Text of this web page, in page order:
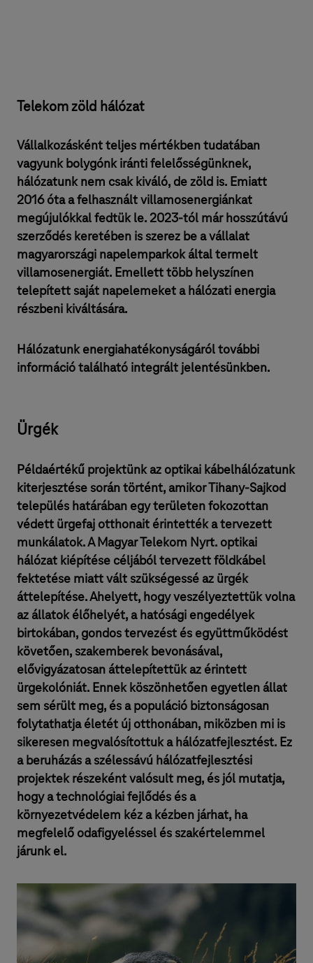
Telekom zöld hálózat
Vállalkozásként teljes mértékben tudatában
vagyunk bolygónk iránti felelősségünknek,
hálózatunk nem csak kiváló, de zöld is. Emiatt
2016 óta a felhasznált villamosenergiánkat
megújulókkal fedtük le. 2023-tól már hosszútávú
szerződés keretében is szerez be a vállalat
magyarországi napelemparkok által termelt
villamosenergiát. Emellett több helyszínen
telepített saját napelemeket a hálózati energia
részbeni kiváltására.
Hálózatunk energiahatékonyságáról további
információ található integrált jelentésünkben.
Ürgék
Példaértékű projektünk az optikai kábelhálózatunk
kiterjesztése során történt, amikor Tihany-Sajkod
település határában egy területen fokozottan
védett ürgefaj otthonait érintették a tervezett
munkálatok. A Magyar Telekom Nyrt. optikai
hálózat kiépítése céljából tervezett földkábel
fektetése miatt vált szükségessé az ürgék
áttelepítése. Ahelyett, hogy veszélyeztettük volna
az állatok élőhelyét, a hatósági engedélyek
birtokában, gondos tervezést és együttműködést
követően, szakemberek bevonásával,
elővigyázatosan áttelepítettük az érintett
ürgekolóniát. Ennek köszönhetően egyetlen állat
sem sérült meg, és a populáció biztonságosan
folytathatja életét új otthonában, miközben mi is
sikeresen megvalósítottuk a hálózatfejlesztést. Ez
a beruházás a szélessávú hálózatfejlesztési
projektek részeként valósult meg, és jól mutatja,
hogy a technológiai fejlődés és a
környezetvédelem kéz a kézben járhat, ha
megfelelő odafigyeléssel és szakértelemmel
járunk el.